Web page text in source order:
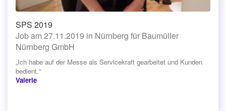
SPS 2019
Job am 27.11.2019 in Nürnberg für Baumüller
Nürnberg GmbH
„Ich habe auf der Messe als Servicekraft gearbeitet und Kunden
bedient.“
Valerie